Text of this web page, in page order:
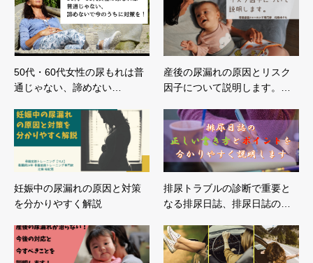
50代・60代女性の尿もれは普
通じゃない、諦めない…
産後の尿漏れの原因とリスク
因子について説明します。…
妊娠中の尿漏れの原因と対策
を分かりやすく解説
排尿トラブルの診断で重要と
なる排尿日誌、排尿日誌の…